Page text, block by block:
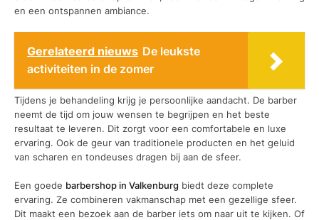
en een ontspannen ambiance.
Gerelateerd nieuws De leukste
activiteiten in de zomer
Tijdens je behandeling krijg je persoonlijke aandacht. De barber
neemt de tijd om jouw wensen te begrijpen en het beste
resultaat te leveren. Dit zorgt voor een comfortabele en luxe
ervaring. Ook de geur van traditionele producten en het geluid
van scharen en tondeuses dragen bij aan de sfeer.
Een goede barbershop in Valkenburg biedt deze complete
ervaring. Ze combineren vakmanschap met een gezellige sfeer.
Dit maakt een bezoek aan de barber iets om naar uit te kijken. Of